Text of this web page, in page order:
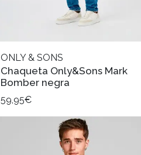
ONLY & SONS
Chaqueta Only&Sons Mark
Bomber negra
59,95€